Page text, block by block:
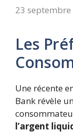
23
Les
Une récente
Bank révèle
l’argent